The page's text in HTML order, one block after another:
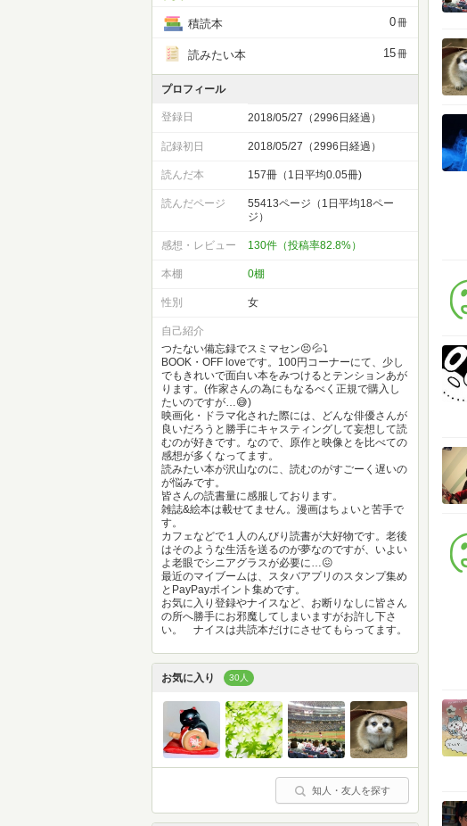
積読本 0冊
読みたい本 15冊
プロフィール
登録日 2018/05/27（2996日経過）
記録初日 2018/05/27（2996日経過）
読んだ本 157冊（1日平均0.05冊)
読んだページ
55413ページ（1日平均18ペー
ジ）
感想・レビュー 130件（投稿率82.8%）
本棚 0棚
性別 女
自己紹介
つたない備忘録でスミマセン😣💦⤵
BOOK・OFF loveです。100円コーナーにて、少し
でもきれいで面白い本をみつけるとテンションあが
ります。(作家さんの為にもなるべく正規で購入し
たいのですが…😅)
映画化・ドラマ化された際には、どんな俳優さんが
良いだろうと勝手にキャスティングして妄想して読
むのが好きです。なので、原作と映像とを比べての
感想が多くなってます。
読みたい本が沢山なのに、読むのがすごーく遅いの
が悩みです。
皆さんの読書量に感服しております。
雑誌&絵本は載せてません。漫画はちょいと苦手で
す。
カフェなどで１人のんびり読書が大好物です。老後
はそのような生活を送るのが夢なのですが、いよい
よ老眼でシニアグラスが必要に…😖
最近のマイブームは、スタバアプリのスタンプ集め
とPayPayポイント集めです。
お気に入り登録やナイスなど、お断りなしに皆さん
の所へ勝手にお邪魔してしまいますがお許し下さ
い。 ナイスは共読本だけにさせてもらってます。
お気に入り 30人
知人・友人を探す